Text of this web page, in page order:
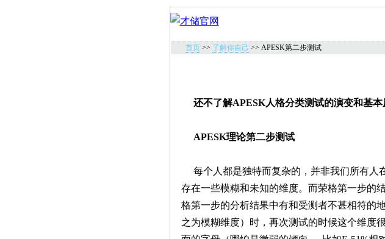
首页>> 了解你自己 >> APESK第二步测试
还不了解APESK人格分类测试的演变和基本
APESK理论第二步测试
每个人都是独特而复杂的，并非我们所有人
存在一些模糊和未知的维度。而荣格第一步
格第一步的分析结果中有和受测者不甚相符的
之为模糊维度）时，再次测试的时候这个维度